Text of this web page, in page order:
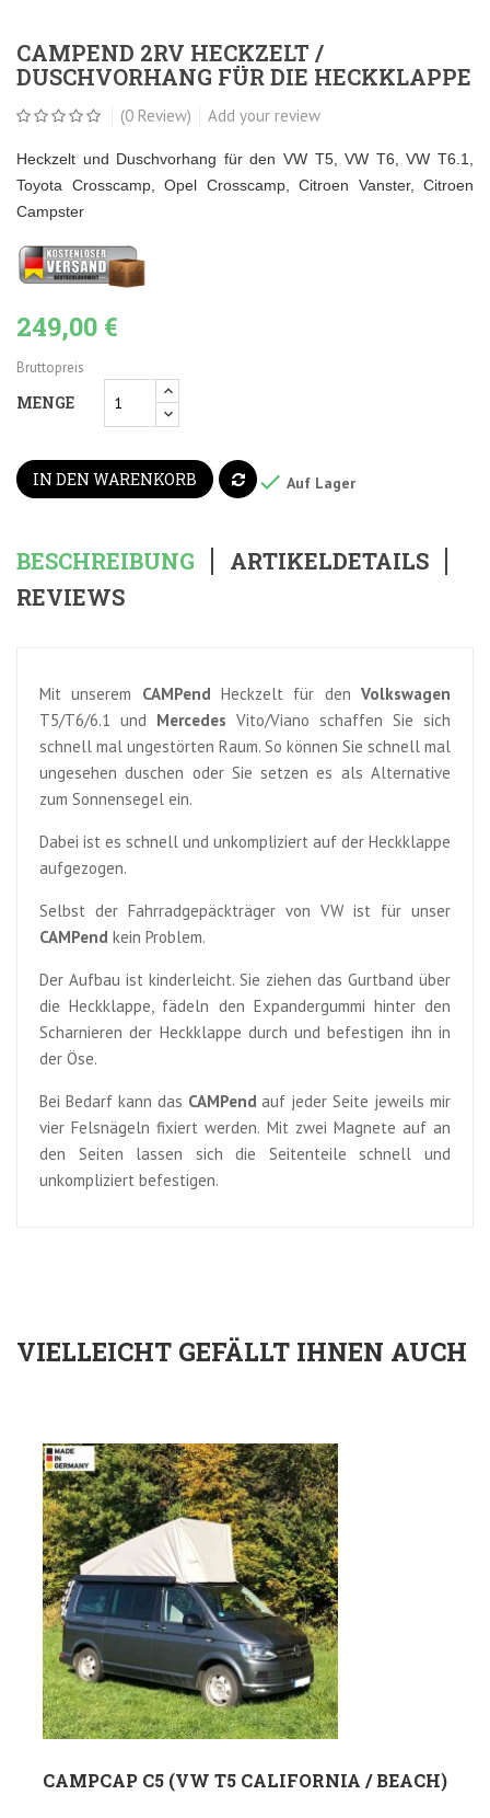
CAMPEND 2RV HECKZELT /
DUSCHVORHANG FÜR DIE HECKKLAPPE
(0 Review) Add your review
Heckzelt und Duschvorhang für den VW T5, VW T6, VW T6.1,
Toyota Crosscamp, Opel Crosscamp, Citroen Vanster, Citroen
Campster
249,00 €
Bruttopreis
MENGE
IN DEN WARENKORB  Auf Lager
BESCHREIBUNG
ARTIKELDETAILS
REVIEWS
Mit unserem CAMPend Heckzelt für denVolkswagen
T5/T6/6.1 und Mercedes Vito/Viano schaffen Sie sich
schnell mal ungestörten Raum. So können Sie schnell mal
ungesehen duschen oder Sie setzen es als Alternative
zum Sonnensegel ein.
Dabei ist es schnell und unkompliziert auf der Heckklappe
aufgezogen.
Selbst der Fahrradgepäckträger von VW ist für unser
CAMPend kein Problem.
Der Aufbau ist kinderleicht. Sie ziehen das Gurtband über
die Heckklappe, fädeln den Expandergummi hinter den
Scharnieren der Heckklappe durch und befestigen ihn in
der Öse.
Bei Bedarf kann das CAMPend auf jeder Seite jeweils mir
vier Felsnägeln fixiert werden. Mit zwei Magnete auf an
den Seiten lassen sich die Seitenteile schnell und
unkompliziert befestigen.
VIELLEICHT GEFÄLLT IHNEN AUCH
CAMPCAP C5 (VW T5 CALIFORNIA / BEACH)